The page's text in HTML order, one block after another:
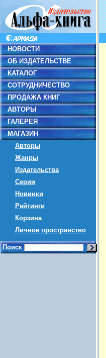
НОВОСТИ
ОБ ИЗДАТЕЛЬСТВЕ
КАТАЛОГ
СОТРУДНИЧЕСТВО
ПРОДАЖА КНИГ
АВТОРЫ
ГАЛЕРЕЯ
МАГАЗИН
Авторы
Жанры
Издательства
Серии
Новинки
Рейтинги
Корзина
Личное пространство
Поиск